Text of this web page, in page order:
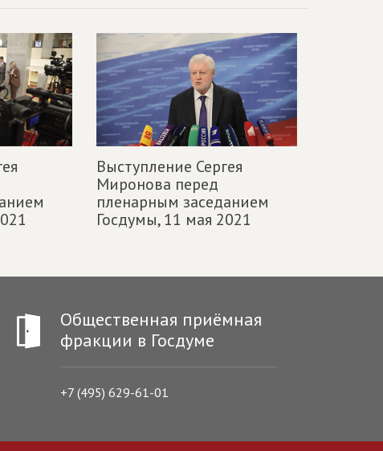
Выступление Сергея
Миронова перед
пленарным заседанием
Госдумы,11 мая 2021
Общественная приёмная
фракции в Госдуме
+7 (495) 629-61-01